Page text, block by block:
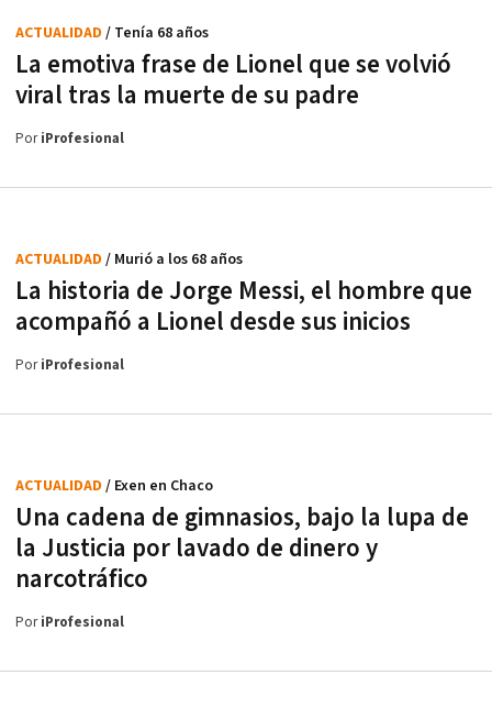
La emotiva frase de Lionel que se volvió
viral tras la muerte de su padre
ACTUALIDAD / Tenía 68 años
PoriProfesional
La historia de Jorge Messi, el hombre que
acompañó a Lionel desde sus inicios
ACTUALIDAD / Murió a los 68 años
PoriProfesional
Una cadena de gimnasios, bajo la lupa de
la Justicia por lavado de dinero y
narcotráfico
ACTUALIDAD / Exen en Chaco
PoriProfesional